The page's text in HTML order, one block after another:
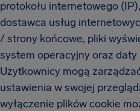
protokołu internetowego
dostawca usług
/ strony końcowe, pliki
system operacyjny oraz
Użytkownicy mogą
ustawienia w swojej
wyłączenie plików cookie